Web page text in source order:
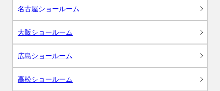
名古屋ショールーム
大阪ショールーム
広島ショールーム
高松ショールーム